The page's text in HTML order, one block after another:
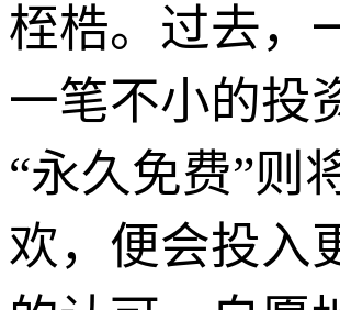
桎梏。过去，
一笔不小的投
“永久免费”则
欢，便会投入